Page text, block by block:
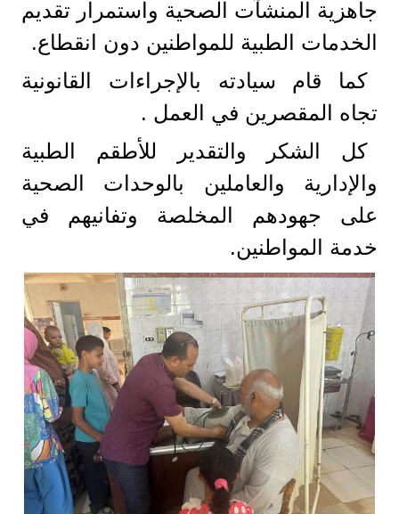
جاهزية المنشآت الصحية واستمرار تقديم
الخدمات الطبية للمواطنين دون انقطاع.
كما قام سيادته بالإجراءات القانونية
تجاه المقصرين في العمل .
كل الشكر والتقدير للأطقم الطبية
والإدارية والعاملين بالوحدات الصحية
على جهودهم المخلصة وتفانيهم في
خدمة المواطنين.